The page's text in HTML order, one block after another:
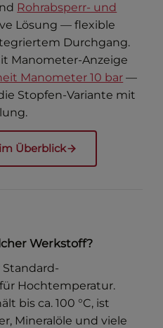
Rohrabsperr- und
Lösung — flexible
Durchgang.
Manometer-Anzeige
Manometer 10 bar —
Stopfen-Variante mit
Überblick
Werkstoff?
Standard-
Hochtemperatur.
bis ca. 100 °C, ist
Mineralöle und viele